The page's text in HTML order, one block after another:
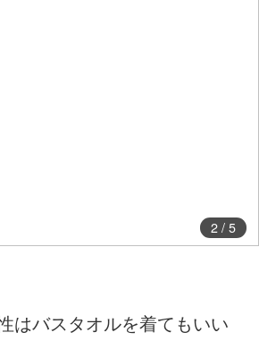
2/ 5
はバスタオルを着てもいい